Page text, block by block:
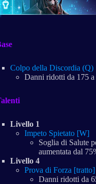
Colpo della Discordia (Q)
Danni ridotti da 175 a
Livello 1
Impeto Spietato [W]
Soglia di Salute
aumentata dal
Livello 4
Prova di Forza [tratto]
Danni ridotti da